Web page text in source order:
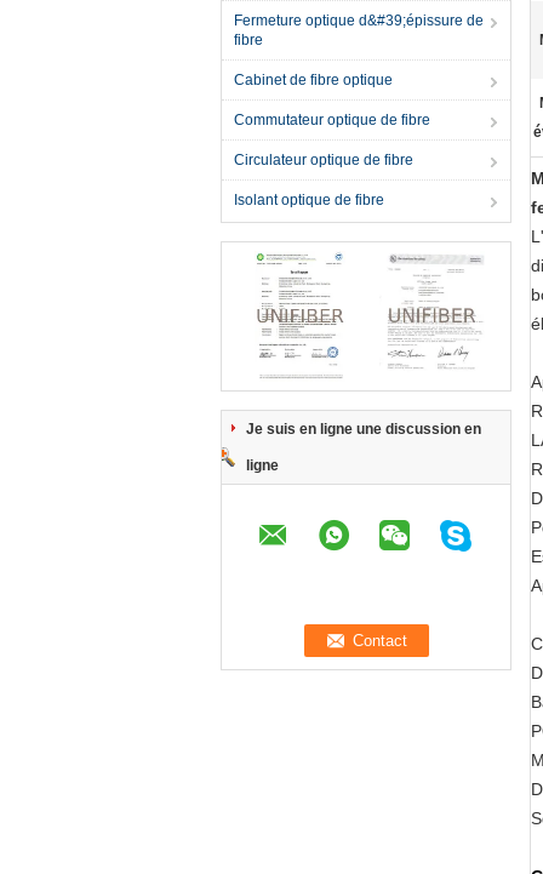
Fermeture optique d&#39;épissure de
fibre
Cabinet de fibre optique
Commutateur optique de fibre
Circulateur optique de fibre
Isolant optique de fibre
Je suis en ligne une discussion en
ligne